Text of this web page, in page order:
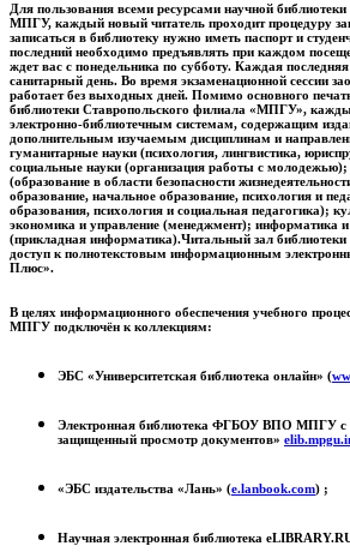
Для пользования всеми ресурсами научной
МПГУ, каждый новый читатель проходит процедуру
записаться в библиотеку нужно иметь паспорт и
последний необходимо предъявлять при каждом
ждет вас с понедельника по субботу. Каждая
санитарный день. Во время экзаменационной сессии
работает без выходных дней. Помимо основного
библиотеки Ставропольского филиала «МПГУ»,
электронно-библиотечным системам, содержащим
дополнительным изучаемым дисциплинам и
гуманитарные науки (психология, лингвистика,
социальные науки (организация работы с молодежью);
(образование в области безопасности
образование, начальное образование, психология и
образования, психология и социальная педагогика);
экономика и управление (менеджмент); информатика
(прикладная информатика).Читальный зал библиотеки
доступ к полнотекстовым информационным
Плюс».
В целях информационного обеспечения учебного
МПГУ подключён к коллекциям:
ЭБС «Университетская библиотека онлайн» (
Электронная библиотека ФГБОУ ВПО МПГУ с
защищенный просмотр документов»
«ЭБС издательства «Лань» (e.lanbook.com) ;
Научная электронная библиотека